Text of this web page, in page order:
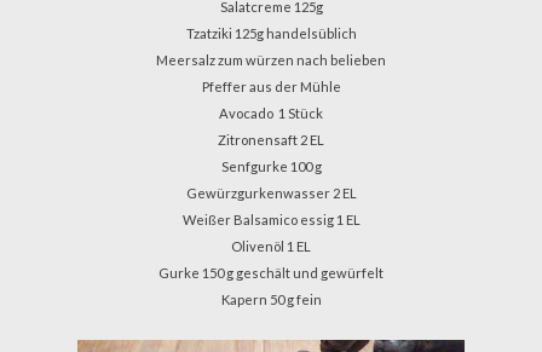
Salatcreme 125g
Tzatziki 125g handelsüblich
Meersalzzum würzen nach belieben
Pfeffer aus der Mühle
Avocado 1 Stück
Zitronensaft 2 EL
Senfgurke 100 g
Gewürzgurkenwasser 2 EL
Weißer Balsamicoessig 1 EL
Olivenöl 1 EL
Gurke 150 g geschält und gewürfelt
Kapern 50 g fein